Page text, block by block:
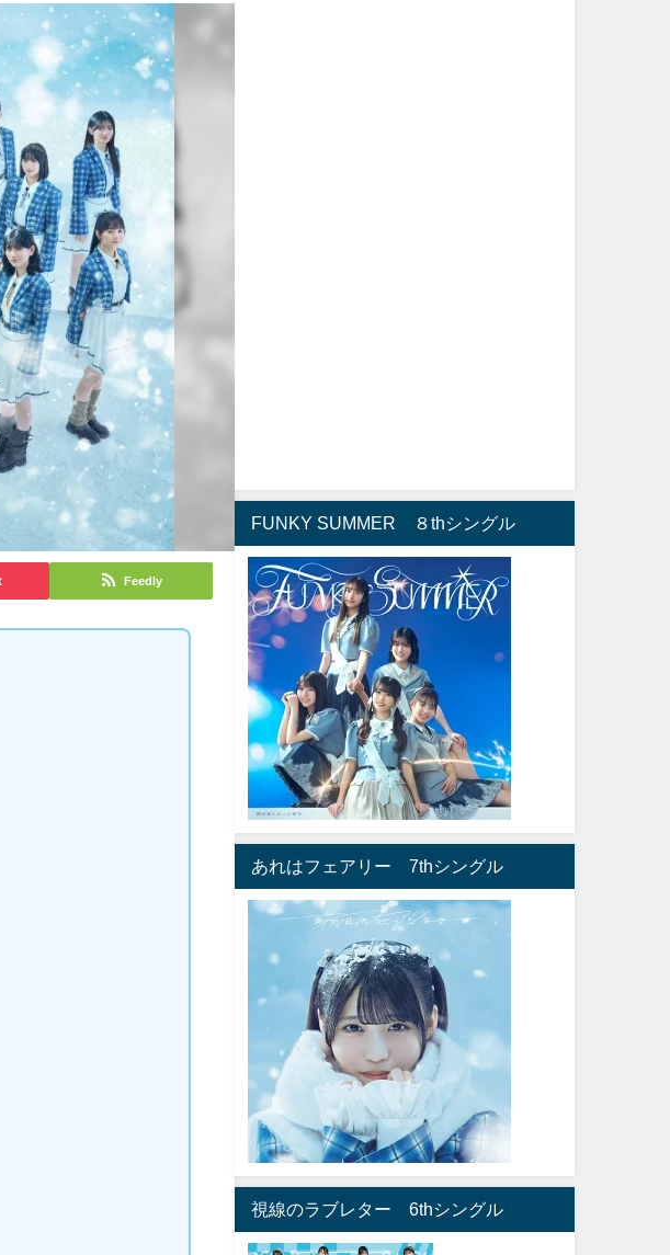
Feedly
FUNKY SUMMER ８thシングル
あれはフェアリー 7thシングル
視線のラブレター 6thシングル